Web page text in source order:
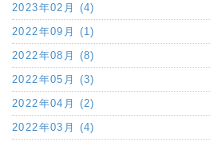
2023年02月 (4)
2022年09月 (1)
2022年08月 (8)
2022年05月 (3)
2022年04月 (2)
2022年03月 (4)